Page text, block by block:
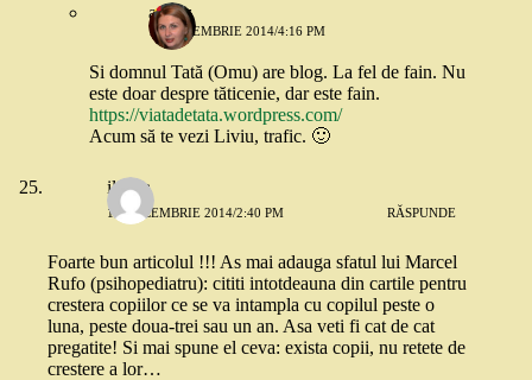
andaz
15 DECEMBRIE 2014/4:16 PM
Si domnul Tată (Omu) are blog. La fel de fain. Nu
este doar despre tăticenie, dar este fain.
https://viatadetata.wordpress.com/
Acum să te vezi Liviu, trafic. 🙂
ileana
15 DECEMBRIE 2014/2:40 PM RĂSPUNDE
Foarte bun articolul !!! As mai adauga sfatul lui Marcel
Rufo (psihopediatru): cititi intotdeauna din cartile pentru
crestera copiilor ce se va intampla cu copilul peste o
luna, peste doua-trei sau un an. Asa veti fi cat de cat
pregatite! Si mai spune el ceva: exista copii, nu retete de
crestere a lor…